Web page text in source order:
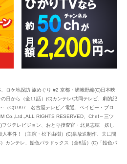
ロケ地探訪 旅めぐり #2 京都・嵯峨野編(C)日本映
日から（全11話）(C)カンテレ/共同テレビ、劇的紀
（C)1997 名古屋テレビ／電通、ベイビー・ブロ
Co.,Ltd.,ALL RIGHTS RESERVED、Chef～三ツ
ジテレビジョン、おとり捜査官・北見志穂 妖し
事件！（主演・松下由樹）(C)泉放送制作、夫に間
カンテレ、飴色パラドックス（全8話）(C)「飴色パ